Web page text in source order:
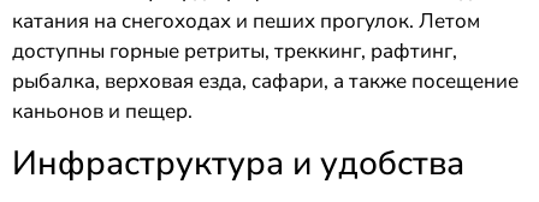
катания на снегоходах и пеших прогулок. Летом
доступны горные ретриты, треккинг, рафтинг,
рыбалка, верховая езда, сафари, а также посещение
каньонов и пещер.
Инфраструктура и удобства